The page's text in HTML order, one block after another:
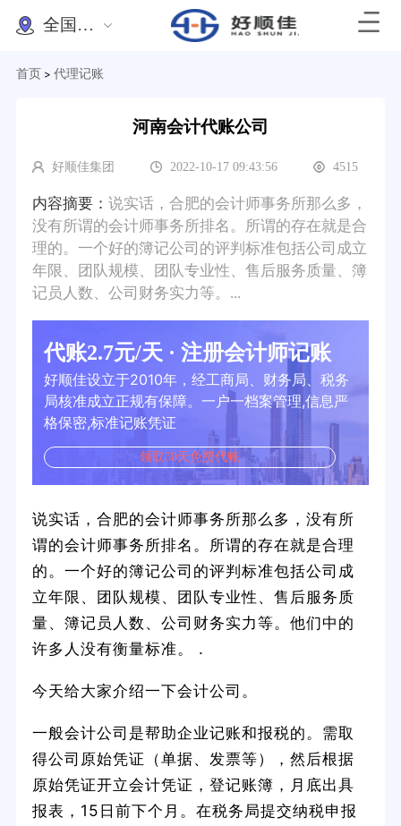
全国办理
首页 > 代理记账
河南会计代账公司
好顺佳集团 2022-10-17 09:43:56 4515
内容摘要： 说实话，合肥的会计师事务所那么多，
没有所谓的会计师事务所排名。所谓的存在就是合
理的。一个好的簿记公司的评判标准包括公司成立
年限、团队规模、团队专业性、售后服务质量、簿
记员人数、公司财务实力等。...
代账2.7元/天 · 注册会计师记账
好顺佳设立于2010年，经工商局、财务局、税务
局核准成立正规有保障。一户一档案管理,信息严
格保密,标准记账凭证
领取30天免费代账
说实话，合肥的会计师事务所那么多，没有所
谓的会计师事务所排名。所谓的存在就是合理
的。一个好的簿记公司的评判标准包括公司成
立年限、团队规模、团队专业性、售后服务质
量、簿记员人数、公司财务实力等。他们中的
许多人没有衡量标准。 .
今天给大家介绍一下会计公司。
一般会计公司是帮助企业记账和报税的。需取
得公司原始凭证（单据、发票等），然后根据
原始凭证开立会计凭证，登记账簿，月底出具
报表，15日前下个月。在税务局提交纳税申报